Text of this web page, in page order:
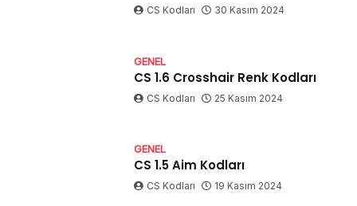
CS Kodları 30 Kasım 2024
GENEL
CS 1.6 Crosshair Renk Kodları
CS Kodları 25 Kasım 2024
GENEL
CS 1.5 Aim Kodları
CS Kodları 19 Kasım 2024